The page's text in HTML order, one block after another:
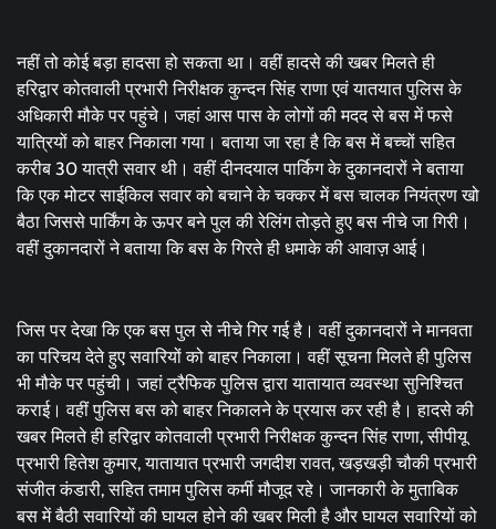
नहीं तो कोई बड़ा हादसा हो सकता था। वहीं हादसे की खबर मिलते ही
हरिद्वार कोतवाली प्रभारी निरीक्षक कुन्दन सिंह राणा एवं यातयात पुलिस के
अधिकारी मौके पर पहुंचे। जहां आस पास के लोगों की मदद से बस में फसे
यात्रियों को बाहर निकाला गया। बताया जा रहा है कि बस में बच्चों सहित
करीब 30 यात्री सवार थी। वहीं दीनदयाल पार्किग के दुकानदारों ने बताया
कि एक मोटर साईकिल सवार को बचाने के चक्कर में बस चालक नियंत्रण खो
बैठा जिससे पार्किंग के ऊपर बने पुल की रेलिंग तोड़ते हुए बस नीचे जा गिरी।
वहीं दुकानदारों ने बताया कि बस के गिरते ही धमाके की आवाज़ आई।
जिस पर देखा कि एक बस पुल से नीचे गिर गई है। वहीं दुकानदारों ने मानवता
का परिचय देते हुए सवारियों को बाहर निकाला। वहीं सूचना मिलते ही पुलिस
भी मौके पर पहुंची। जहां ट्रैफिक पुलिस द्वारा यातायात व्यवस्था सुनिश्चित
कराई। वहीं पुलिस बस को बाहर निकालने के प्रयास कर रही है। हादसे की
खबर मिलते ही हरिद्वार कोतवाली प्रभारी निरीक्षक कुन्दन सिंह राणा, सीपीयू
प्रभारी हितेश कुमार, यातायात प्रभारी जगदीश रावत, खड़खड़ी चौकी प्रभारी
संजीत कंडारी, सहित तमाम पुलिस कर्मी मौजूद रहे। जानकारी के मुताबिक
बस में बैठी सवारियों की घायल होने की खबर मिली है और घायल सवारियों को